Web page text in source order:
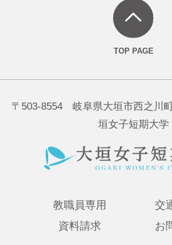
〒503-8554 岐阜県大垣市西之川
垣女子短期大学
教職員専用
交
資料請求
お